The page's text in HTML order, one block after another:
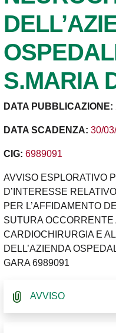
S.MARIA
DATA PUBBLICAZIONE:
DATA SCADENZA: 30/
CIG: 6989091
AVVISO ESPLORATIVO
D’INTERESSE
PER L’AFFIDAMENTO
SUTURA OCCORRENTE
CARDIOCHIRURGIA E
DELL’AZIENDA
GARA 6989091
AVVISO